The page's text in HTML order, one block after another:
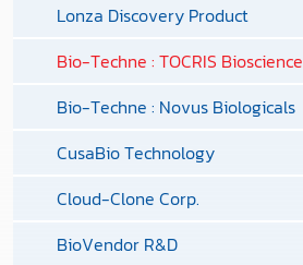
Lonza Discovery Product
Bio-Techne : TOCRIS Bioscience
Bio-Techne : Novus Biologicals
CusaBio Technology
Cloud-Clone Corp.
BioVendor R&D